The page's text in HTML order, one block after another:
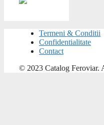
Termeni & Conditii
Confidentialitate
Contact
© 2023 Catalog Feroviar.